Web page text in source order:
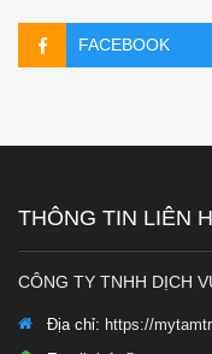
FACEBOOK
THÔNG TIN LIÊN
CÔNG TY TNHH DỊCH
Địa chỉ: https://